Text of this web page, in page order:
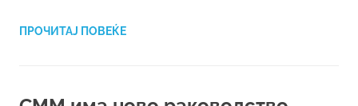
ПРОЧИТАЈ ПОВЕЌЕ